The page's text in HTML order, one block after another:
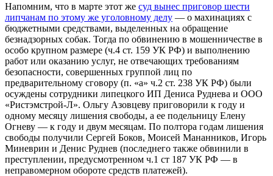
Напомним, что в марте этот же суд вынес приговор шести
липчанам по этому же уголовному делу — о махинациях с
бюджетными средствами, выделенных на обращение
безнадзорных собак. Тогда по обвинению в мошенничестве в
особо крупном размере (ч.4 ст. 159 УК РФ) и выполнению
работ или оказанию услуг, не отвечающих требованиям
безопасности, совершенных группой лиц по
предварительному сговору (п. «а» ч.2 ст. 238 УК РФ) были
осуждены сотрудники липецкого ИП Дениса Руднева и ООО
«Ристэмстрой-Л». Ольгу Азовцеву приговорили к году и
одному месяцу лишения свободы, а ее подельницу Елену
Огневу — к году и двум месяцам. По полтора годам лишения
свободы получили Сергей Боков, Моисей Мананников, Игорь
Миневрин и Денис Руднев (последнего также обвинили в
преступлении, предусмотренном ч.1 ст 187 УК РФ — в
неправомерном обороте средств платежей).